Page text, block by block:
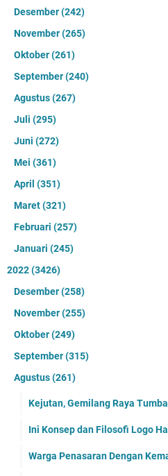
Desember(242)
November(265)
Oktober(261)
September(240)
Agustus(267)
Juli (295)
Juni (272)
Mei (361)
April (351)
Maret(321)
Februari (257)
Januari (245)
2022(3426)
Desember(258)
November(255)
Oktober(249)
September(315)
Agustus(261)
Kejutan, Gemilang Raya
Ini Konsep dan Filosofi Logo
Warga Penasaran Dengan